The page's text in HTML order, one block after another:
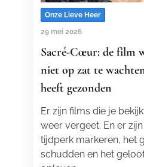
Onze Lieve Heer
29 mei 2026
Sacré-Cœur: de film
niet op zat te
heeft gezonden
Er zijn films die je
weer vergeet. En er
tijdperk markeren, het
schudden en het